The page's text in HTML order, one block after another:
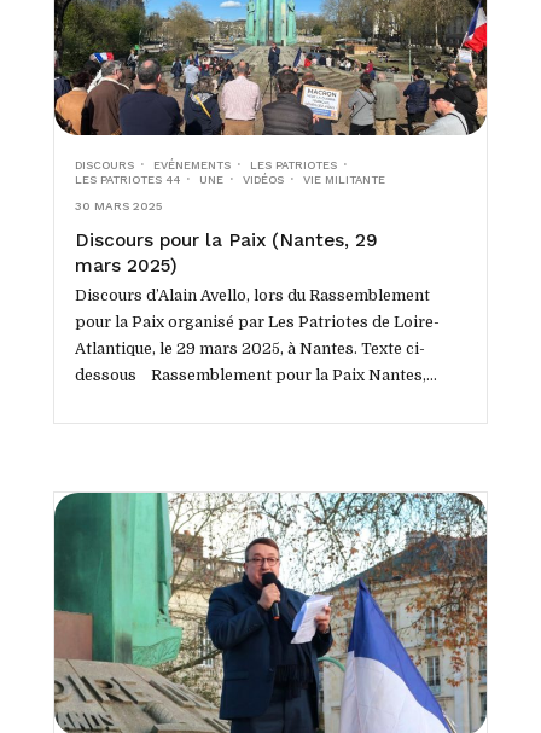
DISCOURS EVÉNEMENTS
LES PATRIOTES
LES PATRIOTES 44
UNE VIDÉOS
VIE MILITANTE
30 MARS 2025
Discours pour la Paix (Nantes, 29
mars 2025)
Discours d’Alain Avello, lors du Rassemblement
pour la Paix organisé par Les Patriotes de Loire-
Atlantique, le 29 mars 2025, à Nantes. Texte ci-
dessous Rassemblement pour la Paix Nantes,...